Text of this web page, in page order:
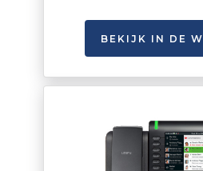
BEKIJK IN DE